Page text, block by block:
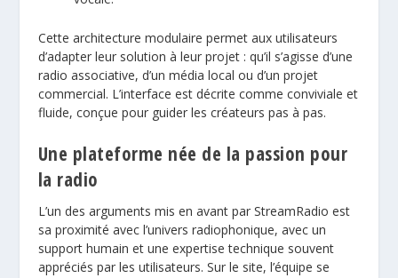
Cette architecture modulaire permet aux utilisateurs
d’adapter leur solution à leur projet : qu’il s’agisse d’une
radio associative, d’un média local ou d’un projet
commercial. L’interface est décrite comme conviviale et
fluide, conçue pour guider les créateurs pas à pas.
Une plateforme née de la passion pour
la radio
L’un des arguments mis en avant par StreamRadio est
sa proximité avec l’univers radiophonique, avec un
support humain et une expertise technique souvent
appréciés par les utilisateurs. Sur le site, l’équipe se